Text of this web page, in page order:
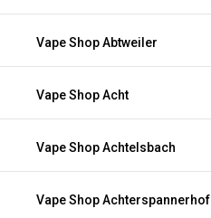
Vape Shop Abtweiler
Vape Shop Acht
Vape Shop Achtelsbach
Vape Shop Achterspannerhof